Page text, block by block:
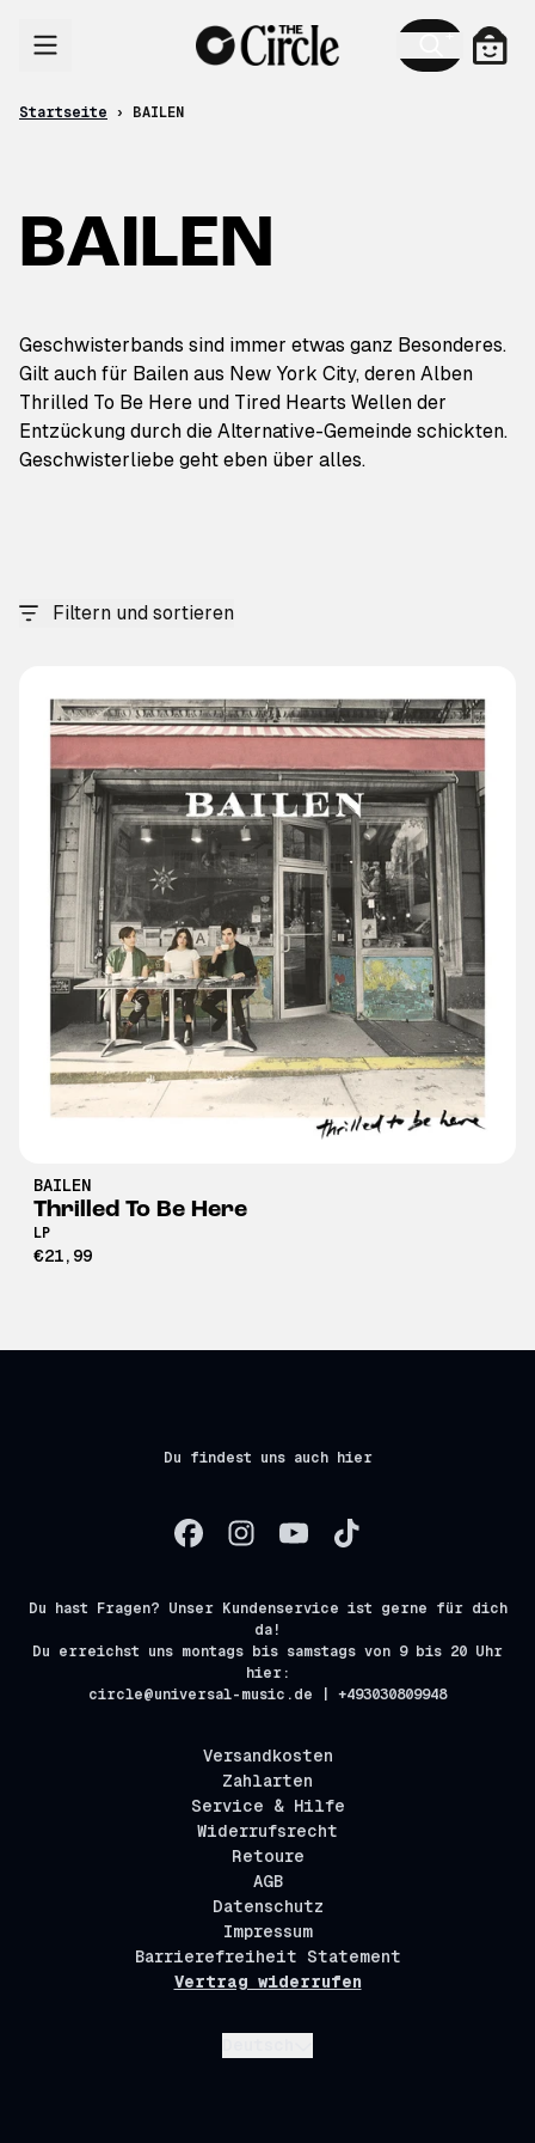
Startseite › BAILEN
BAILEN
Geschwisterbands sind immer etwas ganz Besonderes.
Gilt auch für Bailen aus New York City, deren Alben
Thrilled To Be Here und Tired Hearts Wellen der
Entzückung durch die Alternative-Gemeinde schickten.
Geschwisterliebe geht eben über alles.
Filtern und sortieren
BAILEN
Thrilled To Be Here
LP
€21,99
Du findest uns auch hier
Du hast Fragen? Unser Kundenservice ist gerne für dich
da!
Du erreichst uns montags bis samstags von 9 bis 20 Uhr
hier:
circle@universal-music.de | +493030809948
Versandkosten
Zahlarten
Service & Hilfe
Widerrufsrecht
Retoure
AGB
Datenschutz
Impressum
Barrierefreiheit Statement
Vertrag widerrufen